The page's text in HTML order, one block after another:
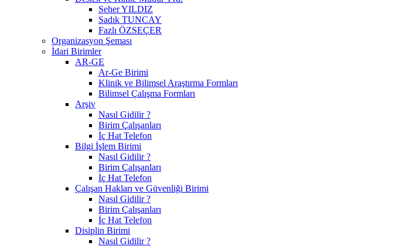
Seher YILDIZ
Sadık TUNCAY
Fazlı ÖZSEÇER
Organizasyon Şeması
İdari Birimler
AR-GE
Ar-Ge Birimi
Klinik ve Bilimsel Araştırma Formları
Bilimsel Çalışma Formları
Arşiv
Nasıl Gidilir ?
Birim Çalışanları
İç Hat Telefon
Bilgi İşlem Birimi
Nasıl Gidilir ?
Birim Çalışanları
İç Hat Telefon
Çalışan Hakları ve Güvenliği Birimi
Nasıl Gidilir ?
Birim Çalışanları
İç Hat Telefon
Disiplin Birimi
Nasıl Gidilir ?